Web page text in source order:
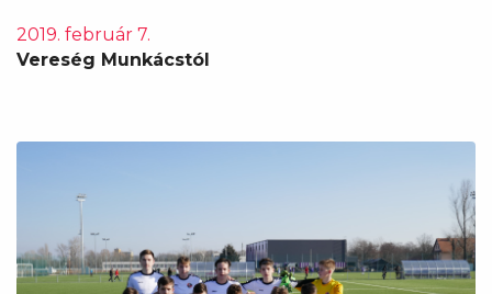
2019. február 7.
Vereség Munkácstól